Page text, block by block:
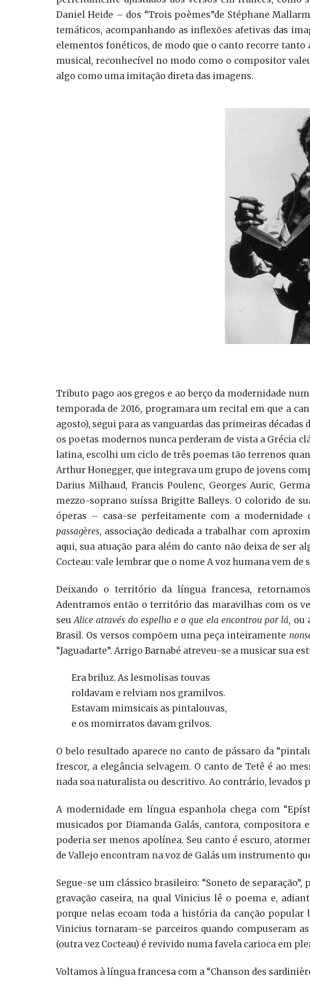
Daniel Heide – dos “Trois poèmes”de Stéphane
temáticos, acompanhando as inflexões afetivas das
elementos fonéticos, de modo que o canto recorre
musical, reconhecível no modo como o compositor
algo como uma imitação direta das imagens.
Tributo pago aos gregos e ao berço da modernidade
temporada de 2016, programara um recital em que a
agosto), segui para as vanguardas das primeiras
os poetas modernos nunca perderam de vista a Grécia
latina, escolhi um ciclo de três poemas tão terrenos
Arthur Honegger, que integrava um grupo de jovens
Darius Milhaud, Francis Poulenc, Georges Auric,
mezzo-soprano suíssa Brigitte Balleys. O colorido de
óperas – casa-se perfeitamente com a
passagères, associação dedicada a trabalhar com
aqui, sua atuação para além do canto não deixa de ser
Cocteau: vale lembrar que o nome A voz humana vem de
Deixando o território da língua francesa,
Adentramos então o território das maravilhas com os
seuAlice através do espelho e o que ela encontrou por lá, ou
Brasil. Os versos compõem uma peça inteiramente
“Jaguadarte”. Arrigo Barnabé atreveu-se a musicar sua
Era briluz. As lesmolisas touvas
roldavam e relviam nos gramilvos.
Estavam mimsicais as pintalouvas,
e os momirratos davam grilvos.
O belo resultado aparece no canto de pássaro da
frescor, a elegância selvagem. O canto de Tetê é ao
nada soa naturalista ou descritivo. Ao contrário, levados
A modernidade em língua espanhola chega com
musicados por Diamanda Galás, cantora, compositora
poderia ser menos apolínea. Seu canto é escuro,
de Vallejo encontram na voz de Galás um instrumento
Segue-se um clássico brasileiro: “Soneto de
gravação caseira, na qual Vinicius lê o poema e,
porque nelas ecoam toda a história da canção
Vinicius tornaram-se parceiros quando compuseram as
(outra vez Cocteau) é revivido numa favela carioca em
Voltamos à língua francesa com a “Chanson des